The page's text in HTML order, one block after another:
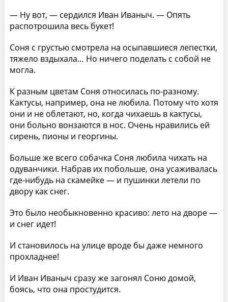
— Ну вот, — сердился Иван Иваныч. — Опять
распотрошила весь букет!
Соня с грустью смотрела на осыпавшиеся лепестки,
тяжело вздыхала… Но ничего поделать с собой не
могла.
К разным цветам Соня относилась по-разному.
Кактусы, например, она не любила. Потому что хотя
они и не облетают, но, когда чихаешь в кактусы,
они больно вонзаются в нос. Очень нравились ей
сирень, пионы и георгины.
Больше же всего собачка Соня любила чихать на
одуванчики. Набрав их побольше, она усаживалась
где-нибудь на скамейке — и пушинки летели по
двору как снег.
Это было необыкновенно красиво: лето на дворе —
и снег идет!
И становилось на улице вроде бы даже немного
прохладнее!
И Иван Иваныч сразу же загонял Соню домой,
боясь, что она простудится.